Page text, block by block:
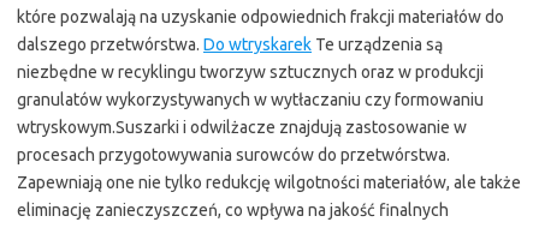
które pozwalają na uzyskanie odpowiednich frakcji materiałów do
dalszego przetwórstwa. Do wtryskarek Te urządzenia są
niezbędne w recyklingu tworzyw sztucznych oraz w produkcji
granulatów wykorzystywanych w wytłaczaniu czy formowaniu
wtryskowym.Suszarki i odwilżacze znajdują zastosowanie w
procesach przygotowywania surowców do przetwórstwa.
Zapewniają one nie tylko redukcję wilgotności materiałów, ale także
eliminację zanieczyszczeń, co wpływa na jakość finalnych